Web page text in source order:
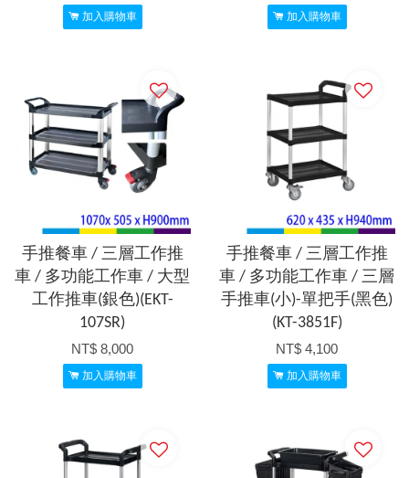
加入購物車 加入購物車
手推餐車 / 三層工作推
車 / 多功能工作車 / 大型
工作推車(銀色)(EKT-
107SR)
NT$ 8,000
加入購物車
手推餐車 / 三層工作推
車 / 多功能工作車 / 三層
手推車(小)-單把手(黑色)
(KT-3851F)
NT$ 4,100
加入購物車